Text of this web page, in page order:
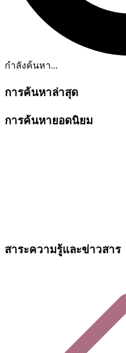
กำลังค้นหา...
การค้นหาล่าสุด
การค้นหายอดนิยม
สาระความรู้และข่าวสาร